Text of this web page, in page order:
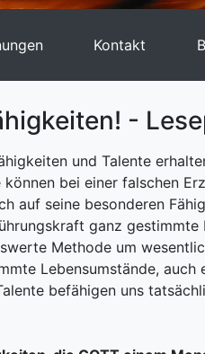
Kontakt
-
und Talente
bei einer falschen
auf seine besonderen
ganz gestimmte
Methode um
Lebensumstände,
befähigen uns